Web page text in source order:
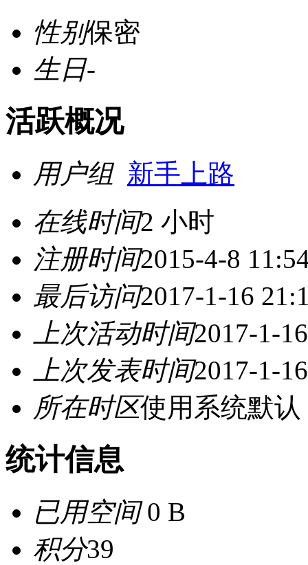
性别保密
生日-
活跃概况
用户组 新手上路
在线时间2 小时
注册时间2015-4-8
最后访问2017-1-16
上次活动时间2017-1-
上次发表时间2017-1-
所在时区使用系统默认
统计信息
已用空间0 B
积分39